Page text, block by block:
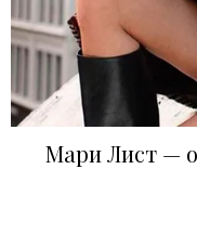
Мари Лист —